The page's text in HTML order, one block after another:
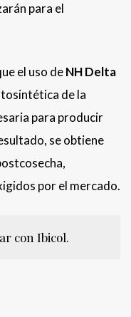
para el
el uso deNH Delta
de la
para producir
se obtiene
por el mercado.
con Ibicol.